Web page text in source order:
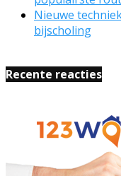
Nieuwe
bijscholing
Recente reacties